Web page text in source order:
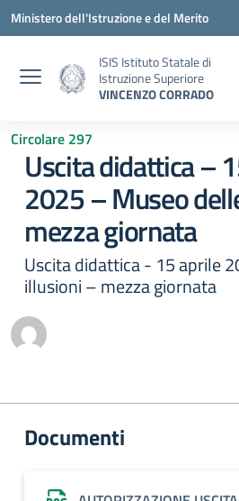
Vai ai contenuti
Vai al menu di navigazione
Vai al footer
Ministero dell'Istruzione e del Merito
ISIS Istituto Statale di
Istruzione Superiore
VINCENZO CORRADO
Circolare 297
Uscita didattica –
2025 – Museo
mezza giornata
Uscita didattica - 15 aprile
illusioni – mezza giornata
Documenti